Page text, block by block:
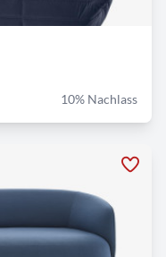
10% Nachlass